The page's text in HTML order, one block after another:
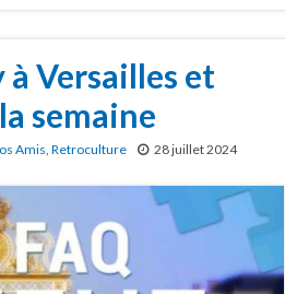
à Versailles et
semaine
Amis, Retroculture 28 juillet 2024